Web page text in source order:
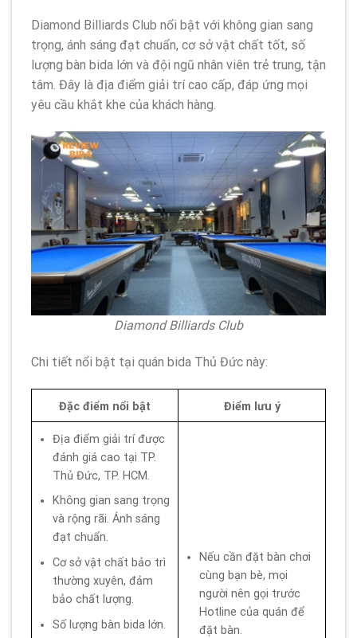
Diamond Billiards Club nổi bật với không gian sang
trọng, ánh sáng đạt chuẩn, cơ sở vật chất tốt, số
lượng bàn bida lớn và đội ngũ nhân viên trẻ trung, tận
tâm. Đây là địa điểm giải trí cao cấp, đáp ứng mọi
yêu cầu khắt khe của khách hàng.
Diamond Billiards Club
Chi tiết nổi bật tại quán bida Thủ Đức này:
Đặc điểm nổi bật Điểm lưu ý
Địa điểm giải trí được
đánh giá cao tại TP.
Thủ Đức, TP. HCM.
Không gian sang trọng
và rộng rãi. Ánh sáng
đạt chuẩn.
Cơ sở vật chất bảo trì
thường xuyên, đảm
bảo chất lượng.
Số lượng bàn bida lớn.
Nếu cần đặt bàn chơi
cùng bạn bè, mọi
người nên gọi trước
Hotline của quán để
đặt bàn.